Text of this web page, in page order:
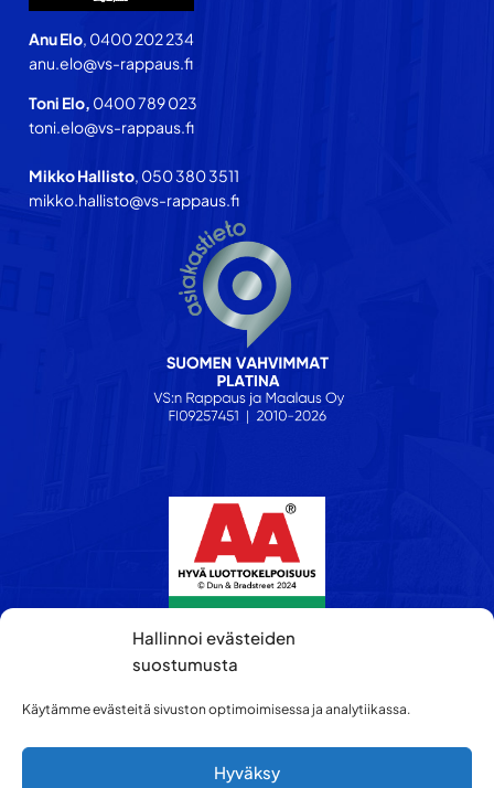
Hallinnoi evästeiden
suostumusta
Käytämme evästeitä sivuston optimoimisessa ja analytiikassa.
Hyväksy
Anu Elo, 0400 202 234
anu.elo@vs-rappaus.fi
Toni Elo, 0400 789 023
toni.elo@vs-rappaus.fi
Mikko Hallisto, 050 380 3511
mikko.hallisto@vs-rappaus.fi